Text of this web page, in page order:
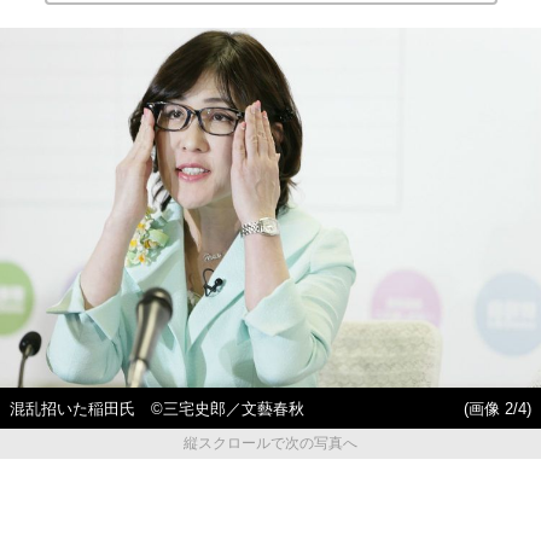
混乱招いた稲田氏 ©三宅史郎／文藝春秋
(画像 2/4)
縦スクロールで次の写真へ